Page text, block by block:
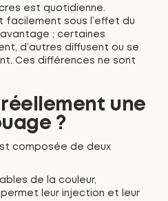
est quotidienne.
sous l’effet du
; certaines
d’autres diffusent ou se
Ces différences ne sont
une
?
composée de deux
de la couleur,
permet leur injection et leur